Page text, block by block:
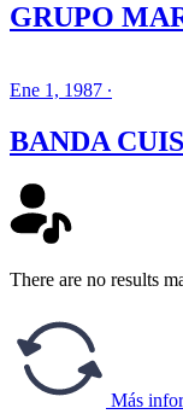
GRUPO
Ene 1, 1987 ∙
BANDA
There are no results
Más